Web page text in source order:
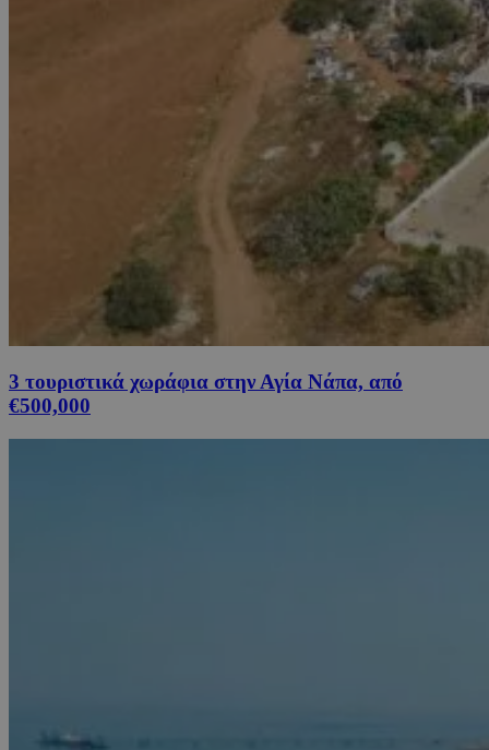
3 τουριστικά χωράφια στην Αγία Νάπα, από
€500,000